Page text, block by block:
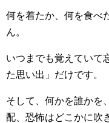
何を着たか、何を食べ
ん。
いつまでも覚えていて
た思い出」だけです。
そして、何かを誰かを
配、恐怖はどこかに吹